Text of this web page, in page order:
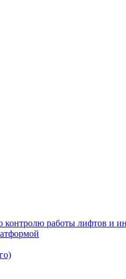
контролю работы лифтов и